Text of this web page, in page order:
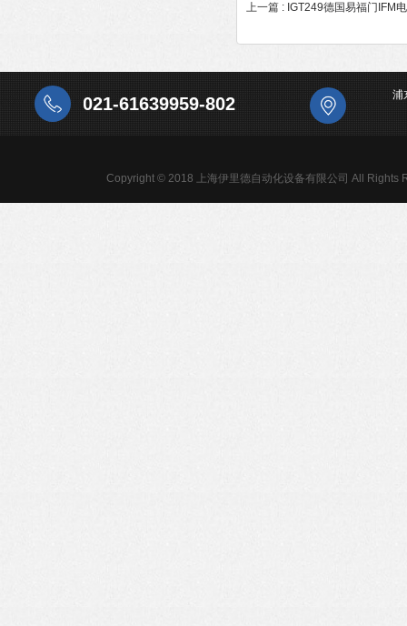
上一篇 : IGT249德国易福门IFM
021-61639959-802 浦
Copyright © 2018 上海伊里德自动化设备有限公司 All Rights